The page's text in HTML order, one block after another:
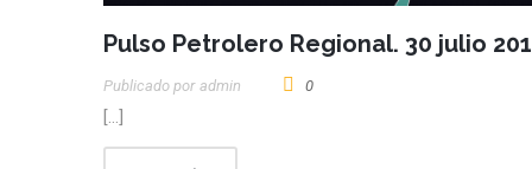
Pulso Petrolero Regional. 30 julio
Publicado por Admin 0
[…]